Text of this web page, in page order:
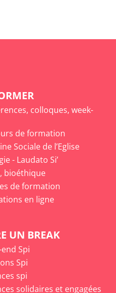
colloques, week-
de formation
Sociale de l’Eglise
- Laudato Si’
bioéthique
de formation
en ligne
UN BREAK
Spi
Spi
spi
solidaires et engagées